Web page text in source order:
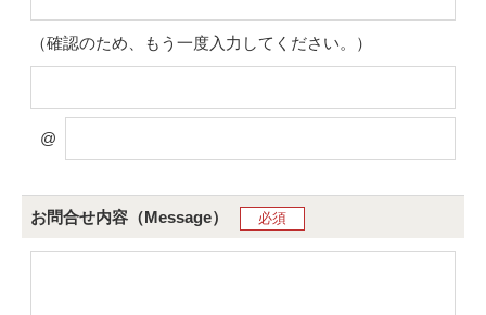
（確認のため、もう一度入力してください。）
@
お問合せ内容（Message） 必須